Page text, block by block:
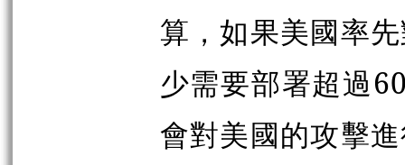
算，如果美國率
少需要部署超過
會對美國的攻擊